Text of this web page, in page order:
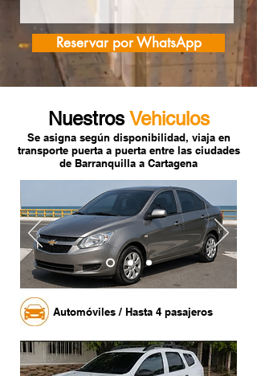
Reservar por WhatsApp
NuestrosVehiculos
Se asigna según disponibilidad, viaja en
transporte puerta a puerta entre las ciudades
de Barranquilla a Cartagena
Automóviles / Hasta 4 pasajeros